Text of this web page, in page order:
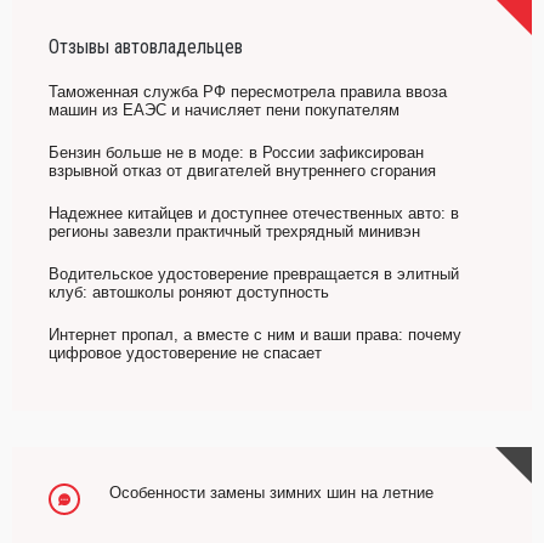
Отзывы автовладельцев
Таможенная служба РФ пересмотрела правила ввоза
машин из ЕАЭС и начисляет пени покупателям
Бензин больше не в моде: в России зафиксирован
взрывной отказ от двигателей внутреннего сгорания
Надежнее китайцев и доступнее отечественных авто: в
регионы завезли практичный трехрядный минивэн
Водительское удостоверение превращается в элитный
клуб: автошколы роняют доступность
Интернет пропал, а вместе с ним и ваши права: почему
цифровое удостоверение не спасает
Особенности замены зимних шин на летние